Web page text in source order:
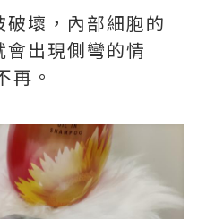
壞，內部細胞的
出現側彎的情
再。